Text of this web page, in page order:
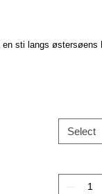
en sti langs
afbleget i sollys.
Select